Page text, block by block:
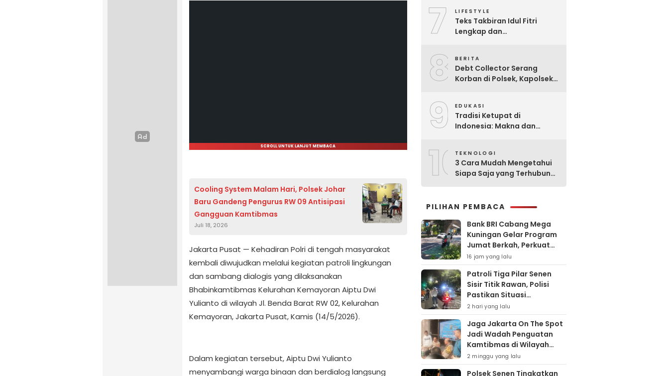
SCROLL UNTUK LANJUT MEMBACA
Cooling System Malam Hari, Polsek Johar
Baru Gandeng Pengurus RW 09 Antisipasi
Gangguan Kamtibmas
Juli 18, 2026
Jakarta Pusat — Kehadiran Polri di tengah masyarakat
kembali diwujudkan melalui kegiatan patroli lingkungan
dan sambang dialogis yang dilaksanakan
Bhabinkamtibmas Kelurahan Kemayoran Aiptu Dwi
Yulianto di wilayah Jl. Benda Barat RW 02, Kelurahan
Kemayoran, Jakarta Pusat, Kamis (14/5/2026).
Dalam kegiatan tersebut, Aiptu Dwi Yulianto
menyambangi warga binaan dan berdialog langsung
7 LIFESTYLE
Teks Takbiran Idul Fitri
Lengkap dan
8 BERITA
Debt Collector Serang
Korban di Polsek, Kapolsek
9 EDUKASI
Tradisi Ketupat di
Indonesia: Makna dan
10TEKNOLOGI
3 Cara Mudah Mengetahui
Siapa Saja yang Terhubung
PILIHAN PEMBACA
Bank BRI Cabang Mega
Kuningan Gelar Program
Jumat Berkah, Perkuat
Komitmen untuk Saling
Berbagai
16 jam yang lalu
Patroli Tiga Pilar Senen
Sisir Titik Rawan, Polisi
Pastikan Situasi
Kamtibmas Kondusif
2 hari yang lalu
Jaga Jakarta On The Spot
Jadi Wadah Penguatan
Kamtibmas di Wilayah
Kampung Bali
2 minggu yang lalu
Polsek Senen Tingkatkan